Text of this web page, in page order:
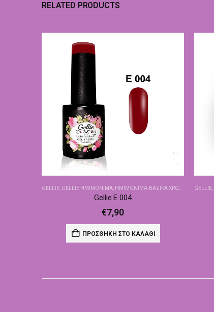
RELATED PRODUCTS
GELLIE, GELLIE ΗΜΙΜΌΝΙΜΑ, ΗΜΙΜΌΝΙΜΑ-ΒΑΣΙΚΆ ΧΡΏΜΑΤΑ
Gellie E 004
€7,90
ΠΡΟΣΘΉΚΗ ΣΤΟ ΚΑΛΆΘΙ
GELLIE,